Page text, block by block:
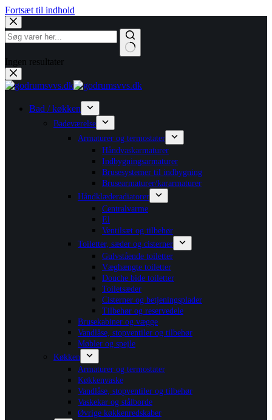
Fortsæt til indhold
Ingen resultater
Bad / køkken
Badeværelse
Armaturer og termostater
Håndvaskarmaturer
Indbygningsarmaturer
Brusesystemer til indbygning
Brusearmaturer/kararmaturer
Håndklæderadiatorer
Centralvarme
El
Ventilsæt og tilbehør
Toiletter, sæder og cisterner
Gulvstående toiletter
Væghængte toiletter
Douche bide toiletter
Toiletsæder
Cisterner og betjeningsplader
Tilbehør og reservedele
Brusekabiner og vægge
Vandlåse, stopventiler og tilbehør
Møbler og spejle
Køkken
Armaturer og termostater
Køkkenvaske
Vandlåse, stopventiler og tilbehør
Vaskekar og stålborde
Øvrige køkkenredskaber